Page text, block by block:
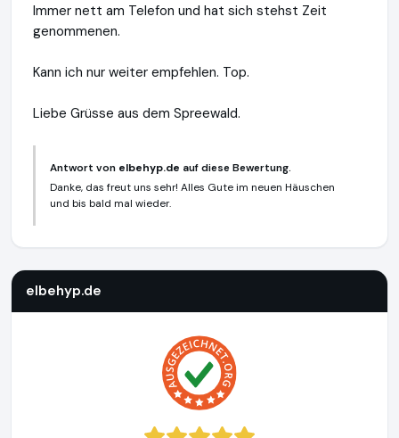
Immer nett am Telefon und hat sich stehst Zeit
genommenen.
Kann ich nur weiter empfehlen. Top.
Liebe Grüsse aus dem Spreewald.
Antwort von elbehyp.de auf diese Bewertung.
Danke, das freut uns sehr! Alles Gute im neuen Häuschen
und bis bald mal wieder.
elbehyp.de